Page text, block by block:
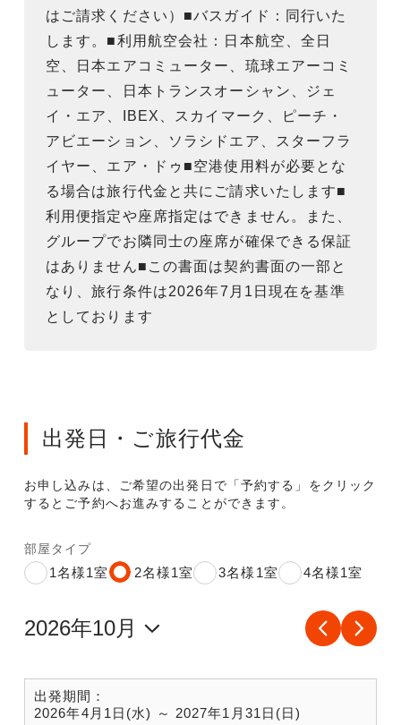
はご請求ください）■バスガイド：同行いた
します。■利用航空会社：日本航空、全日
空、日本エアコミューター、琉球エアーコミ
ューター、日本トランスオーシャン、ジェ
イ・エア、IBEX、スカイマーク、ピーチ・
アビエーション、ソラシドエア、スターフラ
イヤー、エア・ドゥ■空港使用料が必要とな
る場合は旅行代金と共にご請求いたします■
利用便指定や座席指定はできません。また、
グループでお隣同士の座席が確保できる保証
はありません■この書面は契約書面の一部と
なり、旅行条件は2026年7月1日現在を基準
としております
出発日・ご旅行代金
お申し込みは、ご希望の出発日で「予約する」をクリック
するとご予約へお進みすることができます。
部屋タイプ
1名様1室 2名様1室 3名様1室 4名様1室
出発期間：
2026年4月1日(水) ～ 2027年1月31日(日)